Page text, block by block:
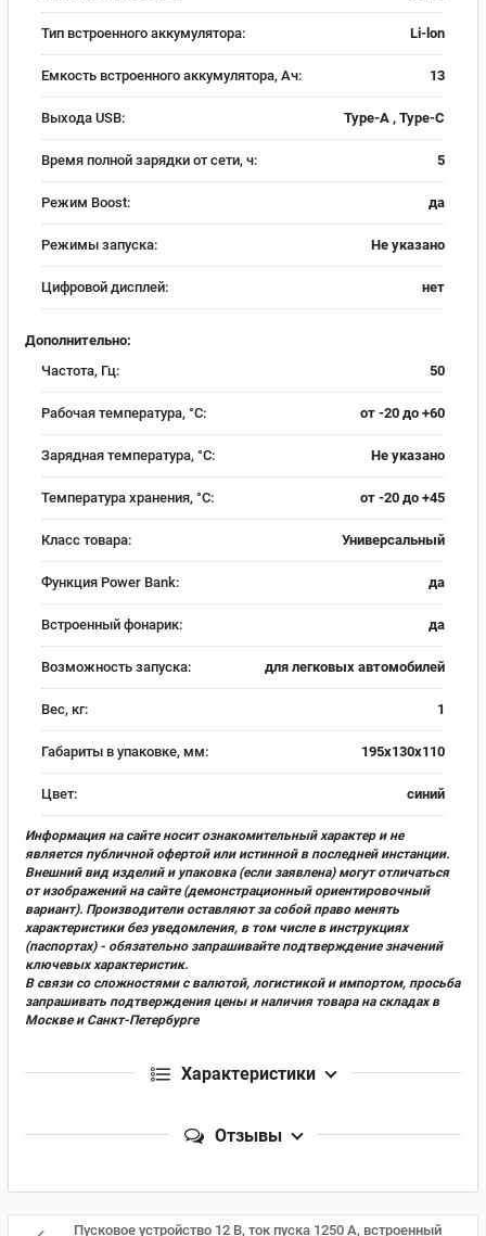
Тип встроенного аккумулятора: Li-lon
Емкость встроенного аккумулятора, Ач: 13
Выхода USB: Type-A , Type-C
Время полной зарядки от сети, ч: 5
Режим Boost: да
Режимы запуска: Не указано
Цифровой дисплей: нет
Дополнительно:
Частота, Гц:
50
Рабочая температура, °C: от -20 до +60
Зарядная температура, °C: Не указано
Температура хранения, °C: от -20 до +45
Класс товара: Универсальный
Функция Power Bank: да
Встроенный фонарик: да
Возможность запуска: для легковых автомобилей
Вес, кг: 1
Габариты в упаковке, мм: 195х130х110
Цвет: синий
Информация на сайте носит ознакомительный характер и не
является публичной офертой или истинной в последней инстанции.
Внешний вид изделий и упаковка (если заявлена) могут отличаться
от изображений на сайте (демонстрационный ориентировочный
вариант). Производители оставляют за собой право менять
характеристики без уведомления, в том числе в инструкциях
(паспортах) - обязательно запрашивайте подтверждение значений
ключевых характеристик.
В связи со сложностями с валютой, логистикой и импортом, просьба
запрашивать подтверждения цены и наличия товара на складах в
Москве и Санкт-Петербурге
Характеристики
Отзывы
Пусковое устройство 12 В, ток пуска 1250 А, встроенный